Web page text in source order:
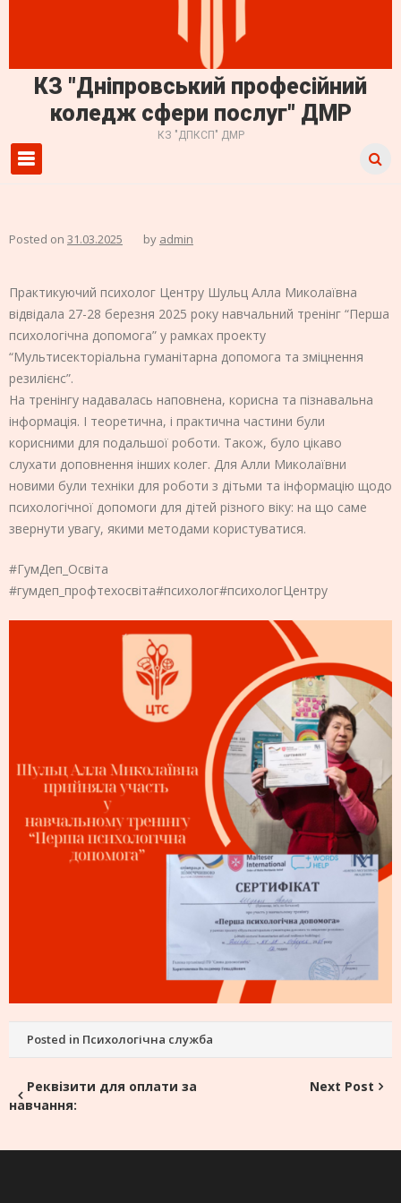
КЗ "Дніпровський професійний
коледж сфери послуг" ДМР
КЗ "ДПКСП" ДМР
Posted on 31.03.2025 by admin
Практикуючий психолог Центру Шульц Алла Миколаївна
відвідала 27-28 березня 2025 року навчальний тренінг “Перша
психологічна допомога” у рамках проекту
“Мультисекторіальна гуманітарна допомога та зміцнення
резилієнс”.
На тренінгу надавалась наповнена, корисна та пізнавальна
інформація. І теоретична, і практична частини були
корисними для подальшої роботи. Також, було цікаво
слухати доповнення інших колег. Для Алли Миколаївни
новими були техніки для роботи з дітьми та інформацію щодо
психологічної допомоги для дітей різного віку: на що саме
звернути увагу, якими методами користуватися.
#ГумДеп_Освіта
#гумдеп_профтехосвіта#психолог#психологЦентру
Posted in Психологічна служба
Post
navigation
Реквізити для оплати за
навчання:
Next Post